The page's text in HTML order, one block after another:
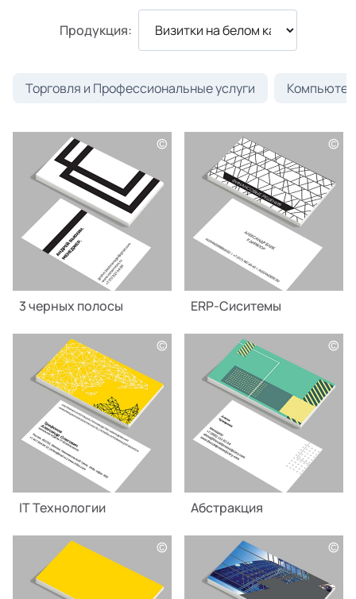
Продукция:
Торговля и Профессиональные услуги
©
3 черных полосы
©
ERP-Сиситемы
©
IT Технологии
©
Абстракция
© ©